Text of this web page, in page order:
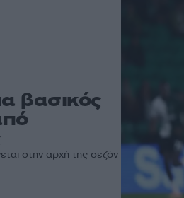
βασικός
στην αρχή της σεζόν